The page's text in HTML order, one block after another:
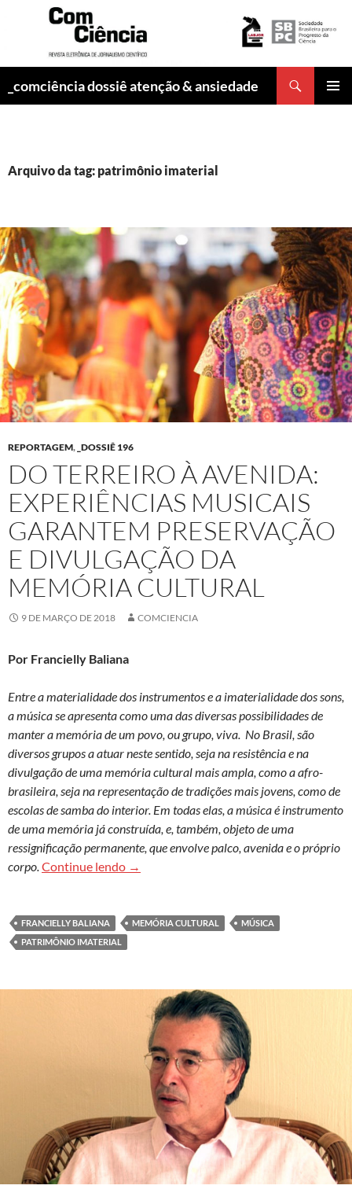
_comciência dossiê atenção & ansiedade
Arquivo da tag: patrimônio imaterial
REPORTAGEM, _DOSSIÊ 196
DO TERREIRO À AVENIDA:
EXPERIÊNCIAS MUSICAIS
GARANTEM PRESERVAÇÃO
E DIVULGAÇÃO DA
MEMÓRIA CULTURAL
9 DE MARÇO DE 2018 COMCIENCIA
Por Francielly Baliana
Entre a materialidade dos instrumentos e a imaterialidade dos sons,
a música se apresenta como uma das diversas possibilidades de
manter a memória de um povo, ou grupo, viva. No Brasil, são
diversos grupos a atuar neste sentido, seja na resistência e na
divulgação de uma memória cultural mais ampla, como a afro-
brasileira, seja na representação de tradições mais jovens, como de
escolas de samba do interior. Em todas elas, a música é instrumento
de uma memória já construída, e, também, objeto de uma
ressignificação permanente, que envolve palco, avenida e o próprio
corpo.Continue lendo Do terreiro à avenida: experiências
→
FRANCIELLY BALIANA MEMÓRIA CULTURAL
MÚSICA
PATRIMÔNIO IMATERIAL